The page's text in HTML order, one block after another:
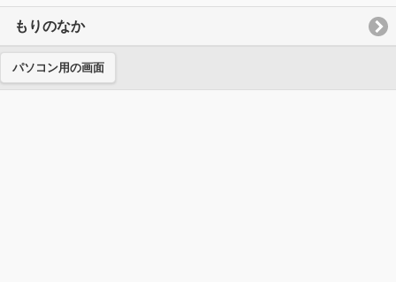
もりのなか
パソコン用の画面